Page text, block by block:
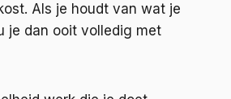
Als je houdt van wat je
je dan ooit volledig met